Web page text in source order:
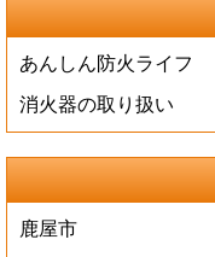
あんしん防火ライフ
消火器の取り扱い
鹿屋市